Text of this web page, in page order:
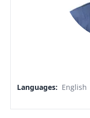
Languages: English